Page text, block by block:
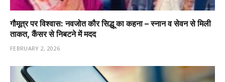
गौमूत्र पर विश्वास: नवजोत कौर सिद्धू का कहना – स्नान व सेवन से मिली
ताकत, कैंसर से निबटने में मदद
FEBRUARY 2, 2026